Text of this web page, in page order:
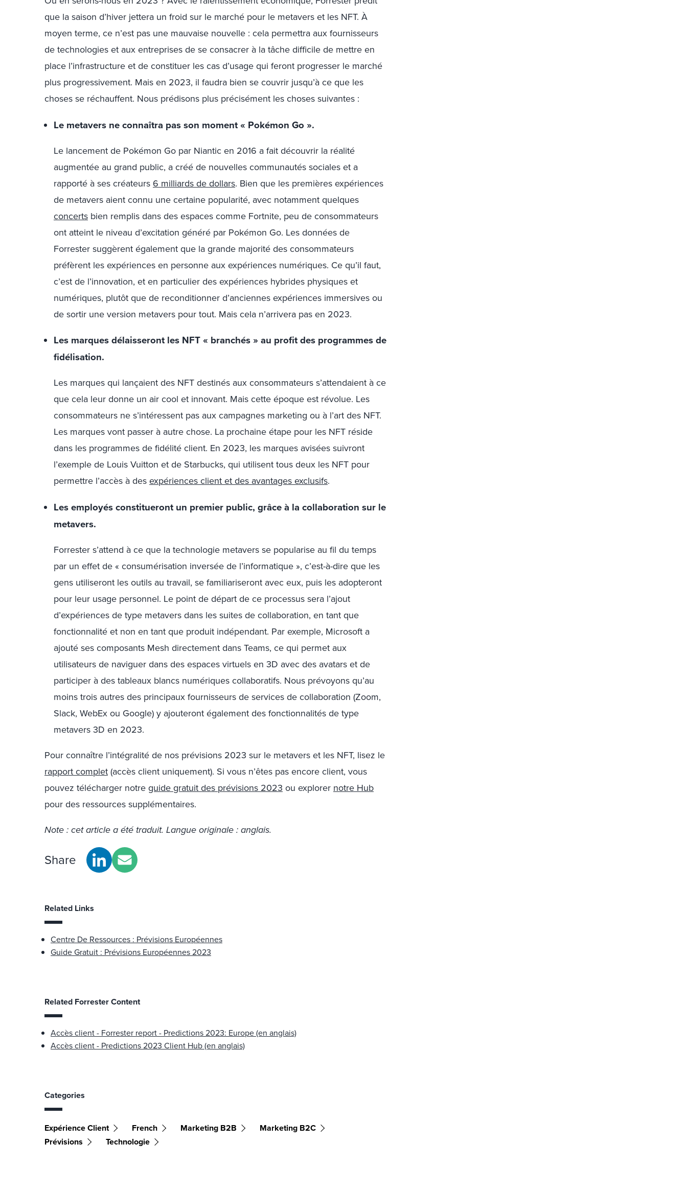
que la saison d’hiver jettera un froid sur le marché pour le metavers et les NFT. À
moyen terme, ce n’est pas une mauvaise nouvelle : cela permettra aux fournisseurs
de technologies et aux entreprises de se consacrer à la tâche difficile de mettre en
place l’infrastructure et de constituer les cas d’usage qui feront progresser le marché
plus progressivement. Mais en 2023, il faudra bien se couvrir jusqu’à ce que les
choses se réchauffent. Nous prédisons plus précisément les choses suivantes :
Le metavers ne connaîtra pas son moment « Pokémon Go ».
Le lancement de Pokémon Go par Niantic en 2016 a fait découvrir la réalité
augmentée au grand public, a créé de nouvelles communautés sociales et a
rapporté à ses créateurs 6 milliards de dollars. Bien que les premières expériences
de metavers aient connu une certaine popularité, avec notamment quelques
concerts bien remplis dans des espaces comme Fortnite, peu de consommateurs
ont atteint le niveau d’excitation généré par Pokémon Go. Les données de
Forrester suggèrent également que la grande majorité des consommateurs
préfèrent les expériences en personne aux expériences numériques. Ce qu’il faut,
c’est de l’innovation, et en particulier des expériences hybrides physiques et
numériques, plutôt que de reconditionner d’anciennes expériences immersives ou
de sortir une version metavers pour tout. Mais cela n’arrivera pas en 2023.
Les marques délaisseront les NFT « branchés » au profit des programmes de
fidélisation.
Les marques qui lançaient des NFT destinés aux consommateurs s’attendaient à ce
que cela leur donne un air cool et innovant. Mais cette époque est révolue. Les
consommateurs ne s’intéressent pas aux campagnes marketing ou à l’art des NFT.
Les marques vont passer à autre chose. La prochaine étape pour les NFT réside
dans les programmes de fidélité client. En 2023, les marques avisées suivront
l’exemple de Louis Vuitton et de Starbucks, qui utilisent tous deux les NFT pour
permettre l’accès à desexpériences client et des avantages exclusifs.
Les employés constitueront un premier public, grâce à la collaboration sur le
metavers.
Forrester s’attend à ce que la technologie metavers se popularise au fil du temps
par un effet de « consumérisation inversée de l’informatique », c’est-à-dire que les
gens utiliseront les outils au travail, se familiariseront avec eux, puis les adopteront
pour leur usage personnel. Le point de départ de ce processus sera l’ajout
d’expériences de type metavers dans les suites de collaboration, en tant que
fonctionnalité et non en tant que produit indépendant. Par exemple, Microsoft a
ajouté ses composants Mesh directement dans Teams, ce qui permet aux
utilisateurs de naviguer dans des espaces virtuels en 3D avec des avatars et de
participer à des tableaux blancs numériques collaboratifs. Nous prévoyons qu’au
moins trois autres des principaux fournisseurs de services de collaboration (Zoom,
Slack, WebEx ou Google) y ajouteront également des fonctionnalités de type
metavers 3D en 2023.
Pour connaître l’intégralité de nos prévisions 2023 sur le metavers et les NFT, lisez le
rapport complet(accès client uniquement). Si vous n’êtes pas encore client, vous
pouvez télécharger notreguide gratuit des prévisions 2023 ou explorer notre Hub
pour des ressources supplémentaires.
Note : cet article a été traduit. Langue originale : anglais.
Share
Related Links
Centre De Ressources : Prévisions Européennes
Guide Gratuit : Prévisions Européennes 2023
Related Forrester Content
Accès client - Forrester report - Predictions 2023: Europe (en anglais)
Accès client - Predictions 2023 Client Hub (en anglais)
Categories
Expérience Client French Marketing B2B
Marketing B2C
Prévisions
Technologie